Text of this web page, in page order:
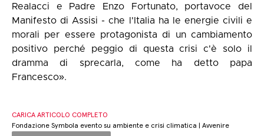
Realacci e Padre Enzo Fortunato, portavoce del
Manifesto di Assisi - che l'Italia ha le energie civili e
morali per essere protagonista di un cambiamento
positivo perché peggio di questa crisi c'è solo il
dramma di sprecarla, come ha detto papa
Francesco».
CARICA ARTICOLO COMPLETO
Fondazione Symbola evento su ambiente e crisi climatica | Avvenire